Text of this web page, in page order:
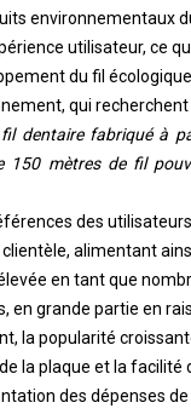
environnementaux
utilisateur, ce
du fil
qui recherchent
dentaire fabriqué à
150 mètres de fil
des
alimentant
en tant que
en grande partie en
la popularité
la plaque et la facilité
des dépenses